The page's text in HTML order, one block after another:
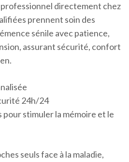
directement chez
prennent soin des
sénile avec patience,
assurant sécurité, confort
24h/24
stimuler la mémoire et le
seuls face à la maladie,